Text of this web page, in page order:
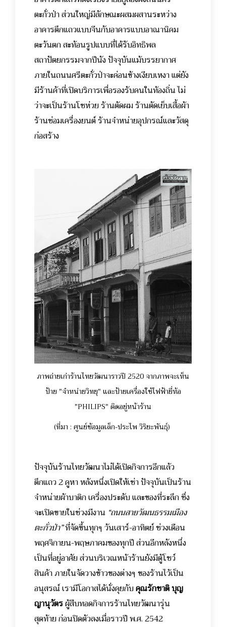
ตะกั่วป่า ส่วนใหญ่มีลักษณะผสมผสานระหว่าง
อาคารตึกแถวแบบจีนกับอาคารแบบอาณานิคม
ตะวันตก สะท้อนรูปแบบที่ได้รับอิทธิพล
สถาปัตยกรรมจากปีนัง ปัจจุบันแม้บรรยากาศ
ภายในถนนศรีตะกั่วป่าจะค่อนข้างเงียบเหงา แต่ยัง
มีร้านค้าที่เปิดบริการเพื่อรองรับคนในท้องถิ่น ไม่
ว่าจะเป็นร้านโชห่วย ร้านตัดผม ร้านตัดเย็บเสื้อผ้า
ร้านซ่อมเครื่องยนต์ ร้านจำหน่ายอุปกรณ์และวัสดุ
ก่อสร้าง
ภาพถ่ายเก่าร้านไทยวัฒนาราวปี 2520 จากภาพจะเห็น
ป้าย "จำหน่ายวิทยุ" และป้ายเครื่องใช้ไฟฟ้ายี่ห้อ
"PHILIPS" ติดอยู่หน้าร้าน
(ที่มา : ศูนย์ข้อมูลเล็ก-ประไพ วิริยะพันธุ์)
ปัจจุบันร้านไทยวัฒนาไม่ได้เปิดกิจการอีกแล้ว
ตึกแถว 2 คูหา หลังหนึ่งเปิดให้เช่า ปัจจุบันเป็นร้าน
จำหน่ายผ้าบาติก เครื่องประดับ และของที่ระลึก ซึ่ง
จะเปิดขายในช่วงมีงาน “ถนนสายวัฒนธรรมเมือง
ตะกั่วป่า”ที่จัดขึ้นทุกๆ วันเสาร์-อาทิตย์ ช่วงเดือน
พฤศจิกายน-พฤษภาคมของทุกปี ส่วนอีกหลังหนึ่ง
เป็นที่อยู่อาศัย ส่วนบริเวณหน้าร้านยังมีตู้โชว์
สินค้า ภายในจัดวางข้าวของต่างๆ ของร้านไว้เป็น
อนุสรณ์ เรามีโอกาสได้นั่งคุยกับคุณรักชาติ บุญ
ญานุวัตรผู้สืบทอดกิจการร้านไทยวัฒนารุ่น
สุดท้าย ก่อนปิดตัวลงเมื่อราวปี พ.ศ. 2542